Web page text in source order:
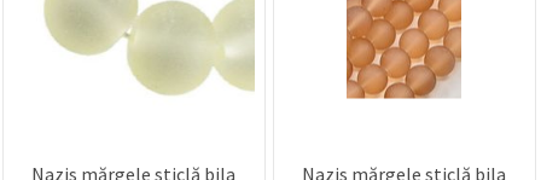
Nazis mărgele sticlă bila Nazis mărgele sticlă bila